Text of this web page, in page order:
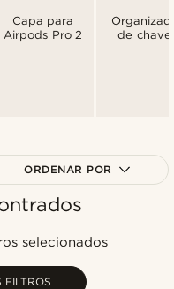
Capa para
Airpods Pro 2
de
ORDENAR POR
vendidos
mais alto
selecionados
FILTROS